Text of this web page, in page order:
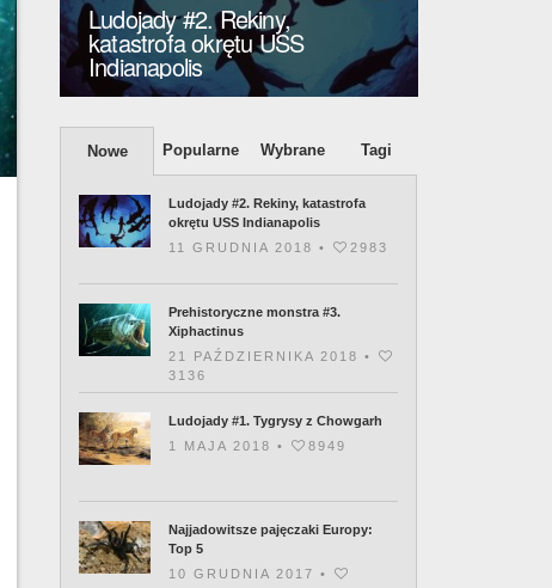
Ludojady #2. Rekiny,
katastrofa okrętu USS
Indianapolis
Nowe Popularne Wybrane Tagi
Ludojady #2. Rekiny, katastrofa
okrętu USS Indianapolis
11 GRUDNIA 2018 •
2983
Prehistoryczne monstra #3.
Xiphactinus
21 PAŹDZIERNIKA 2018 •
3136
Ludojady #1. Tygrysy z Chowgarh
1 MAJA 2018 •
8949
Najjadowitsze pajęczaki Europy:
Top 5
10 GRUDNIA 2017 •